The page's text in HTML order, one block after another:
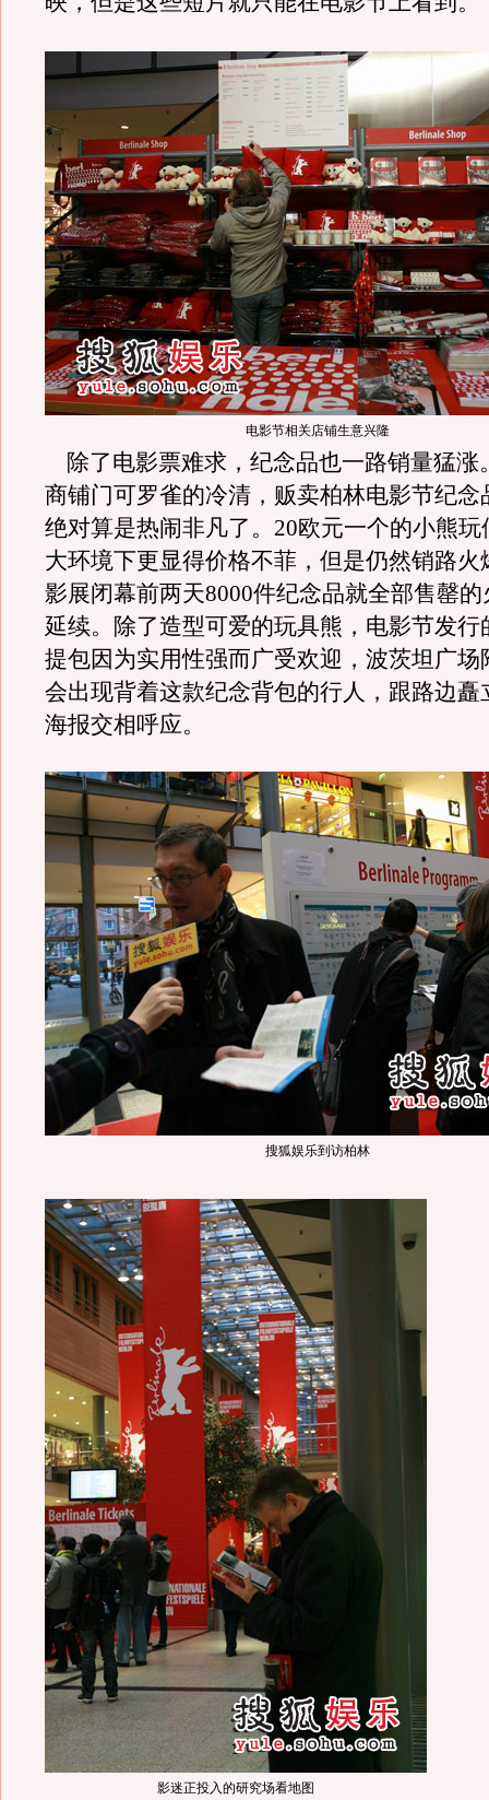
电影节相关店铺生意兴隆
除了电影票难求，纪念品也一路销量猛涨
商铺门可罗雀的冷清，贩卖柏林电影节纪念
绝对算是热闹非凡了。 20欧元一个的小熊
大环境下更显得价格不菲，但是仍然销路火
影展闭幕前两天8000件纪念品就全部售罄
延续。除了造型可爱的玩具熊，电影节发行
提包因为实用性强而广受欢迎，波茨坦广场
会出现背着这款纪念背包的行人，跟路边矗
海报交相呼应。
搜狐娱乐到访柏林
影迷正投入的研究场看地图